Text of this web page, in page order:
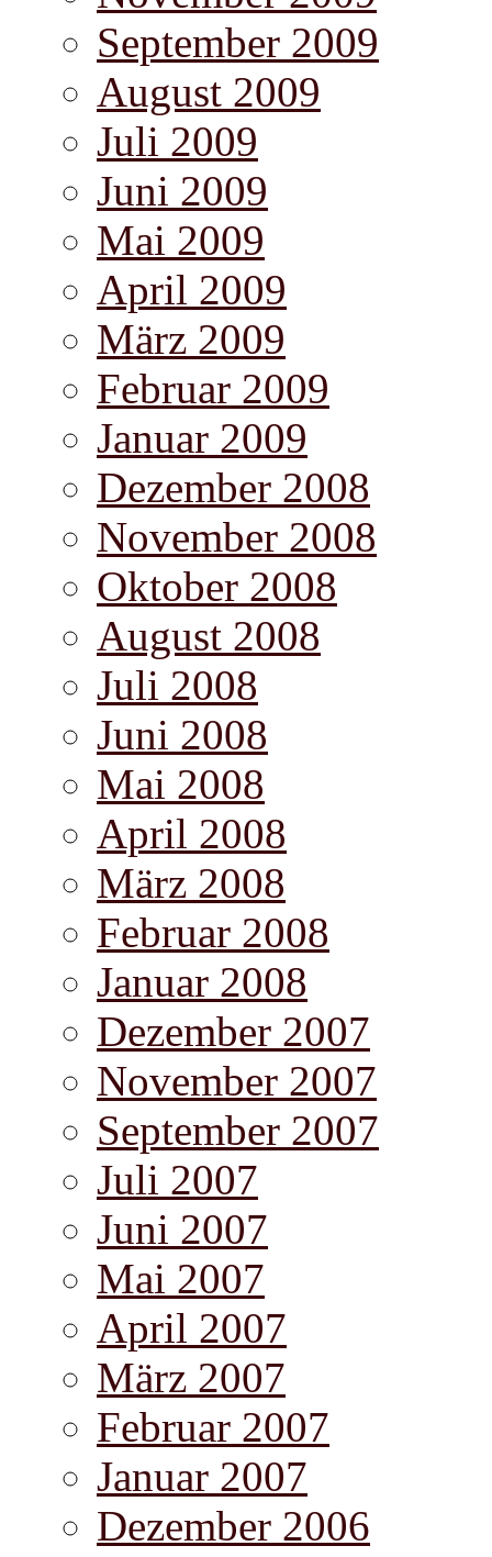
September 2009
August 2009
Juli 2009
Juni 2009
Mai 2009
April 2009
März 2009
Februar 2009
Januar 2009
Dezember 2008
November 2008
Oktober 2008
August 2008
Juli 2008
Juni 2008
Mai 2008
April 2008
März 2008
Februar 2008
Januar 2008
Dezember 2007
November 2007
September 2007
Juli 2007
Juni 2007
Mai 2007
April 2007
März 2007
Februar 2007
Januar 2007
Dezember 2006